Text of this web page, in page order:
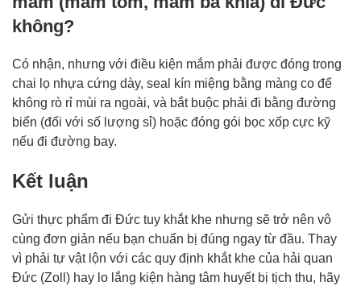
không?
Có nhận, nhưng với điều kiện mắm phải được đóng trong
chai lọ nhựa cứng dày, seal kín miệng bằng màng co để
không rò rỉ mùi ra ngoài, và bắt buộc phải đi bằng đường
biển (đối với số lượng sỉ) hoặc đóng gói bọc xốp cực kỹ
nếu đi đường bay.
Kết luận
Gửi thực phẩm đi Đức tuy khắt khe nhưng sẽ trở nên vô
cùng đơn giản nếu bạn chuẩn bị đúng ngay từ đầu. Thay
vì phải tự vật lộn với các quy định khắt khe của hải quan
Đức (Zoll) hay lo lắng kiện hàng tâm huyết bị tịch thu, hãy